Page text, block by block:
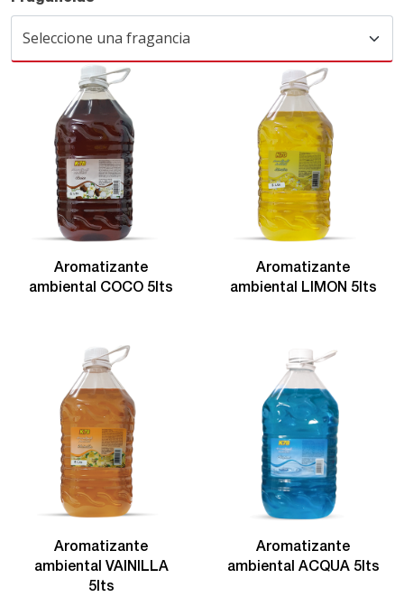
Aromatizante
ambiental COCO 5lts
Aromatizante
ambiental LIMON 5lts
Aromatizante
ambiental VAINILLA
5lts
Aromatizante
ambiental ACQUA 5lts